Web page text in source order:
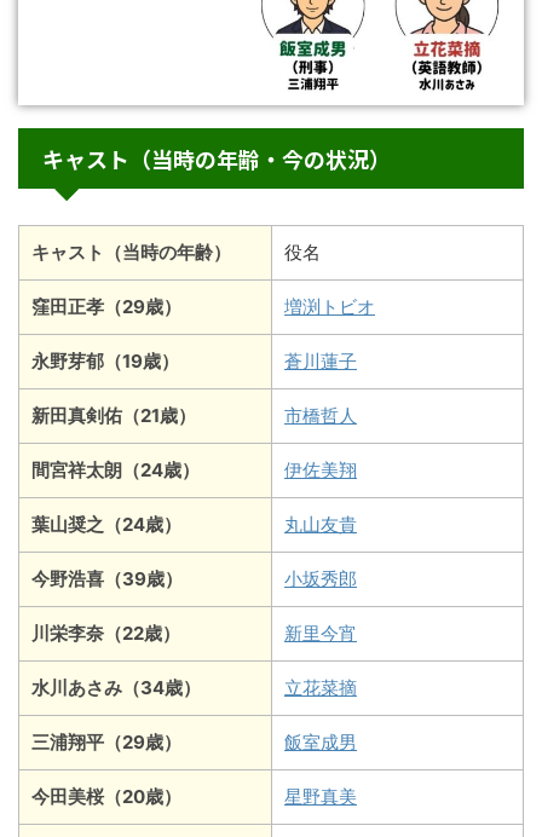
キャスト（当時の年齢・今の状況）
キャスト（当時の年齢） 役名
窪田正孝 （29歳） 増渕トビオ
永野芽郁 （19歳） 蒼川蓮子
新田真剣佑 （21歳） 市橋哲人
間宮祥太朗 （24歳） 伊佐美翔
葉山奨之（24歳） 丸山友貴
今野浩喜（39歳） 小坂秀郎
川栄李奈（22歳） 新里今宵
水川あさみ （34歳） 立花菜摘
三浦翔平（29歳） 飯室成男
今田美桜（20歳） 星野真美